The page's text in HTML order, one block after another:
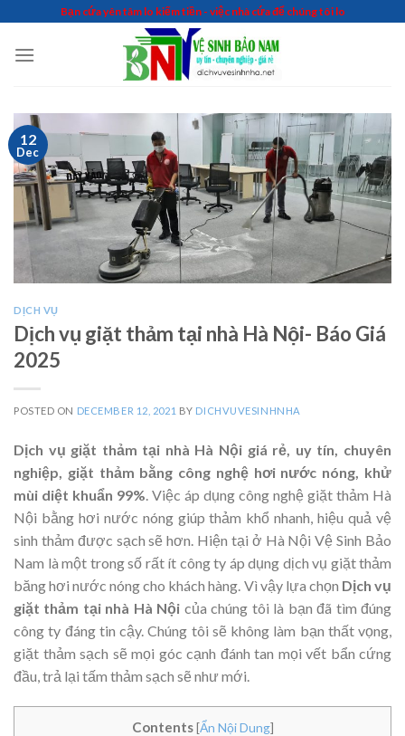
content
Bạn cứa yên tâm lo kiếm tiền - việc nhà cứa để chúng tôi lo
12
Dec
DỊCH VỤ
Dịch vụ giặt thảm tại nhà Hà Nội- Báo Giá
2025
POSTED ON DECEMBER 12, 2021 BY DICHVUVESINHNHA
Dịch vụ giặt thảm tại nhà Hà Nội giá rẻ, uy tín, chuyên
nghiệp, giặt thảm bằng công nghệ hơi nước nóng, khử
mùi diệt khuẩn 99%. Việc áp dụng công nghệ giặt thảm Hà
Nội bằng hơi nước nóng giúp thảm khổ nhanh, hiệu quả vệ
sinh thảm được sạch sẽ hơn. Hiện tại ở Hà Nội Vệ Sinh Bảo
Nam là một trong số rất ít công ty áp dụng dịch vụ giặt thảm
băng hơi nước nóng cho khách hàng. Vì vậy lựa chọn Dịch vụ
giặt thảm tại nhà Hà Nội của chúng tôi là bạn đã tìm đúng
công ty đáng tin cậy. Chúng tôi sẽ không làm bạn thất vọng,
giặt thảm sạch sẽ mọi góc cạnh đánh tan mọi vết bẩn cứng
đầu, trả lại tấm thảm sạch sẽ như mới.
Contents [Ẩn Nội Dung]